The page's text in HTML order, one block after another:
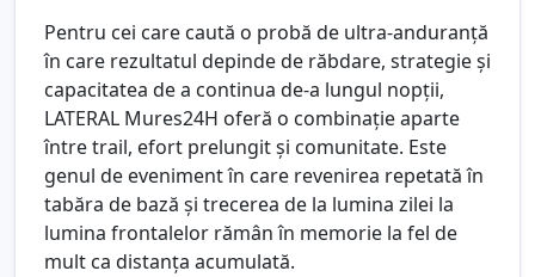
Pentru cei care caută o probă de ultra-anduranță
în care rezultatul depinde de răbdare, strategie și
capacitatea de a continua de-a lungul nopții,
LATERAL Mures24H oferă o combinație aparte
între trail, efort prelungit și comunitate. Este
genul de eveniment în care revenirea repetată în
tabăra de bază și trecerea de la lumina zilei la
lumina frontalelor rămân în memorie la fel de
mult ca distanța acumulată.